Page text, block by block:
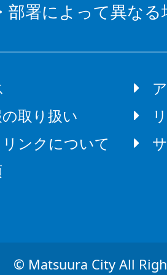
部署によって異な
取り扱い
ンクについて
© Matsuura City All